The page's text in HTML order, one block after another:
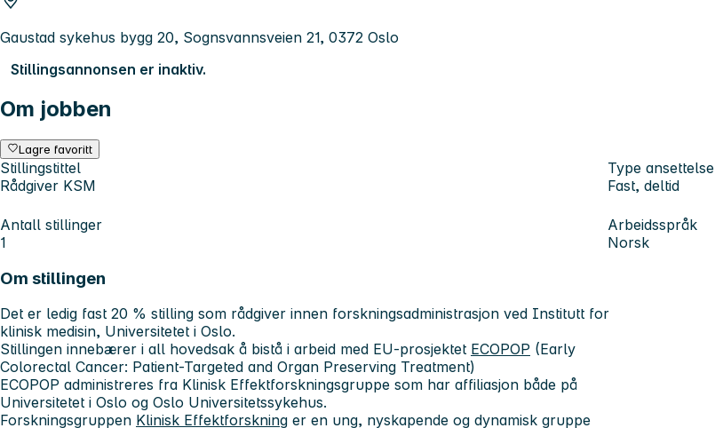
Gaustad sykehus bygg 20, Sognsvannsveien 21, 0372 Oslo
Stillingsannonsen er inaktiv.
Om jobben
Lagre favoritt
Stillingstittel
Rådgiver KSM
Type ansettelse
Fast, deltid
Antall stillinger
1
Arbeidsspråk
Norsk
Om stillingen
Det er ledig fast 20 % stilling som rådgiver innen forskningsadministrasjon ved Institutt for
klinisk medisin, Universitetet i Oslo.
Stillingen innebærer i all hovedsak å bistå i arbeid med EU-prosjektet ECOPOP (Early
Colorectal Cancer: Patient-Targeted and Organ Preserving Treatment)
ECOPOP administreres fra Klinisk Effektforskningsgruppe som har affiliasjon både på
Universitetet i Oslo og Oslo Universitetssykehus.
Forskningsgruppen Klinisk Effektforskning er en ung, nyskapende og dynamisk gruppe